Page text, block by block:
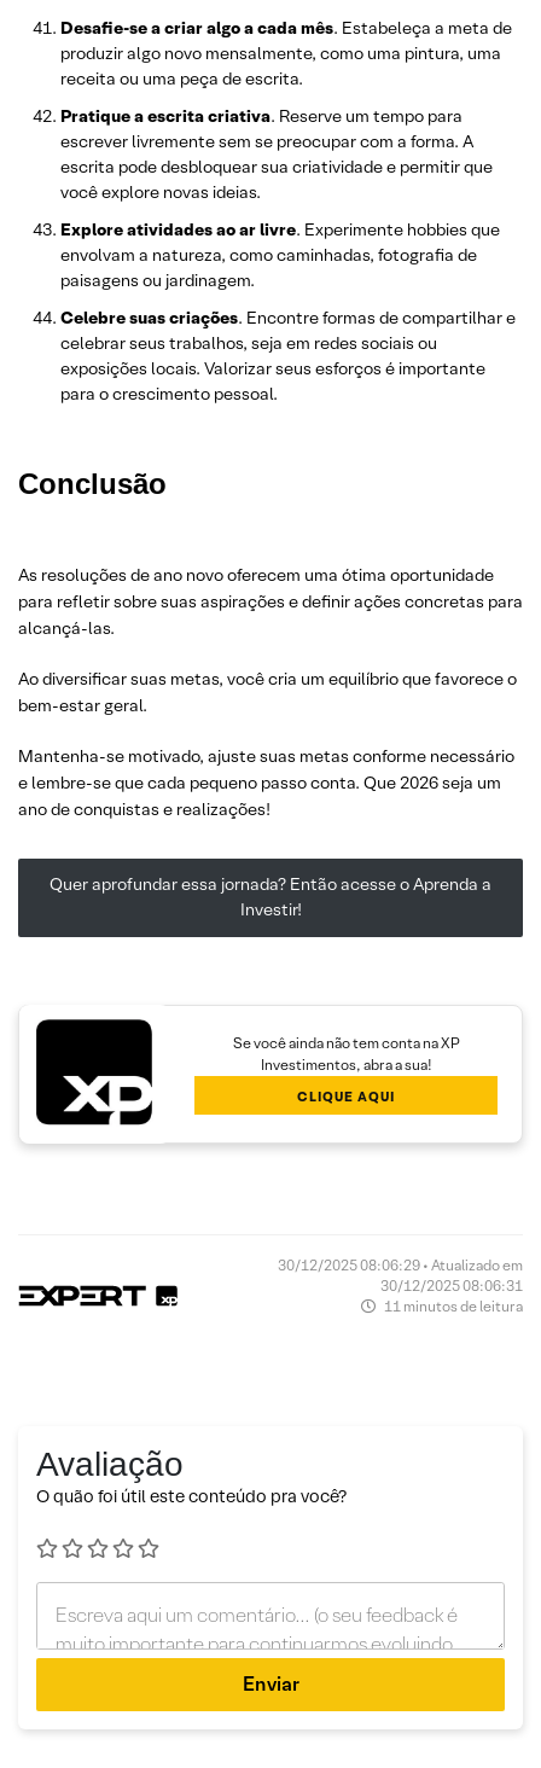
Desafie-se a criar algo a cada mês. Estabeleça a meta de
produzir algo novo mensalmente, como uma pintura, uma
receita ou uma peça de escrita.
Pratique a escrita criativa. Reserve um tempo para
escrever livremente sem se preocupar com a forma. A
escrita pode desbloquear sua criatividade e permitir que
você explore novas ideias.
Explore atividades ao ar livre. Experimente hobbies que
envolvam a natureza, como caminhadas, fotografia de
paisagens ou jardinagem.
Celebre suas criações. Encontre formas de compartilhar e
celebrar seus trabalhos, seja em redes sociais ou
exposições locais. Valorizar seus esforços é importante
para o crescimento pessoal.
Conclusão
As resoluções de ano novo oferecem uma ótima oportunidade
para refletir sobre suas aspirações e definir ações concretas para
alcançá-las.
Ao diversificar suas metas, você cria um equilíbrio que favorece o
bem-estar geral.
Mantenha-se motivado, ajuste suas metas conforme necessário
e lembre-se que cada pequeno passo conta. Que 2026 seja um
ano de conquistas e realizações!
Quer aprofundar essa jornada? Então acesse o Aprenda a
Investir!
Se você ainda não tem conta na XP
Investimentos, abra a sua!
CLIQUE AQUI
30/12/2025 08:06:29 • Atualizado em
30/12/2025 08:06:31
11 minutos de leitura
Avaliação
O quão foi útil este conteúdo pra você?
Enviar